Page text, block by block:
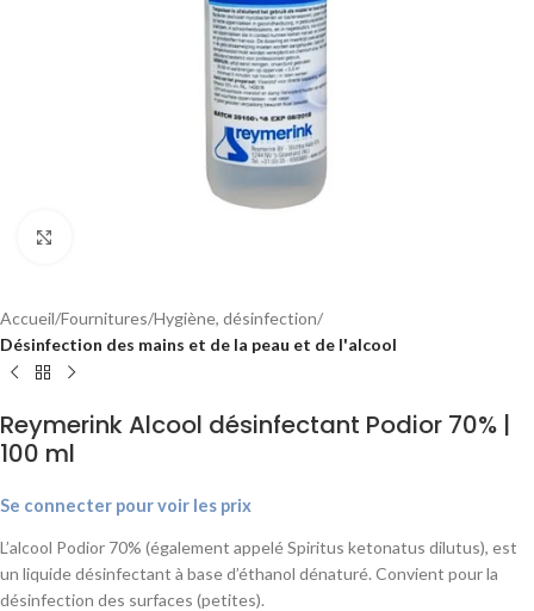
Accueil Fournitures Hygiène, désinfection
Désinfection des mains et de la peau et de l'alcool
Reymerink Alcool désinfectant Podior 70% |
100 ml
Se connecter pour voir les prix
L’alcool Podior 70% (également appelé Spiritus ketonatus dilutus), est
un liquide désinfectant à base d’éthanol dénaturé. Convient pour la
désinfection des surfaces (petites).